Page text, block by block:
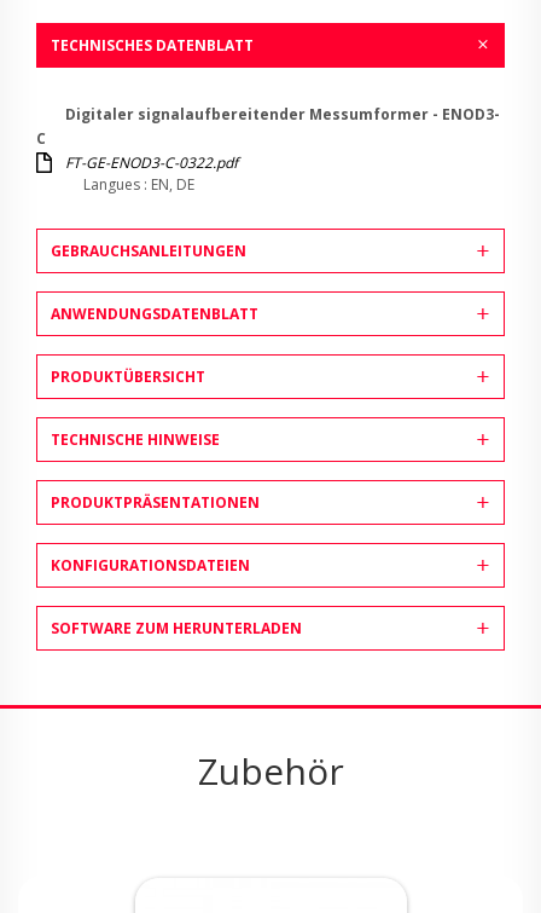
TECHNISCHES DATENBLATT
Digitaler signalaufbereitender Messumformer - ENOD3-
C
FT-GE-ENOD3-C-0322.pdf
Langues : EN, DE
GEBRAUCHSANLEITUNGEN
ANWENDUNGSDATENBLATT
PRODUKTÜBERSICHT
TECHNISCHE HINWEISE
PRODUKTPRÄSENTATIONEN
KONFIGURATIONSDATEIEN
SOFTWARE ZUM HERUNTERLADEN
Zubehör